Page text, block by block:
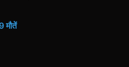
मौतें